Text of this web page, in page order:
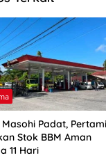
Masohi Padat,
Stok BBM Aman
11 Hari